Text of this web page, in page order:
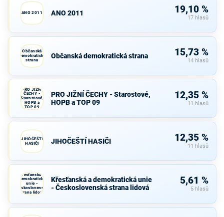
ANO 2011 ANO 2011 19,10 %
17 hlasů
Občanská
demokratická
strana
Občanská demokratická strana 15,73 %
14 hlasů
PRO JIŽNÍ
ČECHY -
Starostové,
HOPB a
TOP 09
PRO JIŽNÍ ČECHY - Starostové,
HOPB a TOP 09
12,35 %
11 hlasů
JIHOČEŠTÍ
HASIČI
JIHOČEŠTÍ HASIČI 12,35 %
11 hlasů
Křesťanská a
demokratická
unie -
Československá
strana lidová
Křesťanská a demokratická unie
- Československá strana lidová
5,61 %
5 hlasů